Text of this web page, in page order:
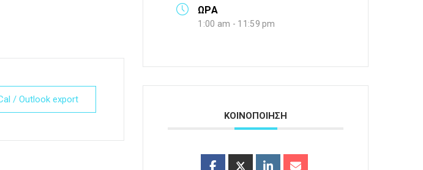
/ Outlook export
ΩΡΑ
1:00 am - 11:59 pm
ΚΟΙΝΟΠΟΙΗΣΗ